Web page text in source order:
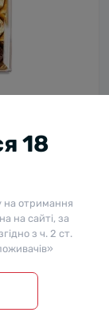
18
на отримання
на сайті, за
з ч. 2 ст.